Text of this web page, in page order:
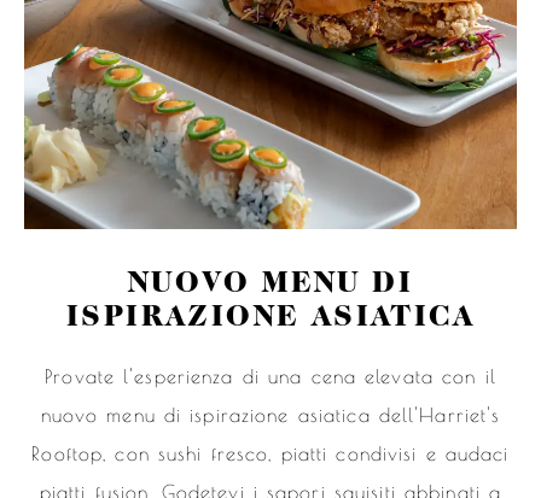
NUOVO MENU DI
ISPIRAZIONE ASIATICA
Provate l'esperienza di una cena elevata con il
nuovo menu di ispirazione asiatica dell'Harriet's
Rooftop, con sushi fresco, piatti condivisi e audaci
piatti fusion. Godetevi i sapori squisiti abbinati a